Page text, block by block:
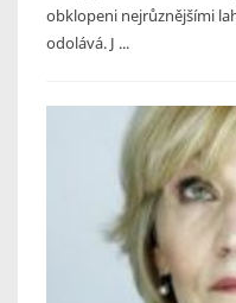
obklopeni nejrůznějšími
odolává. J ...